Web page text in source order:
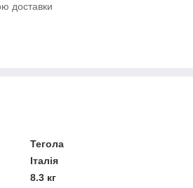
доставки
Тегола
Італія
8.3 кг